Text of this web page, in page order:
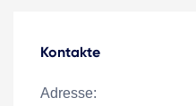
Kontakte
Adresse: